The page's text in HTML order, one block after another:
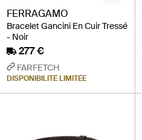
FERRAGAMO
Bracelet Gancini En Cuir Tressé
- Noir
277 €
FARFETCH
DISPONIBILITÉ LIMITÉE